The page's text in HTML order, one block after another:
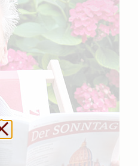
Schließen ohne zu